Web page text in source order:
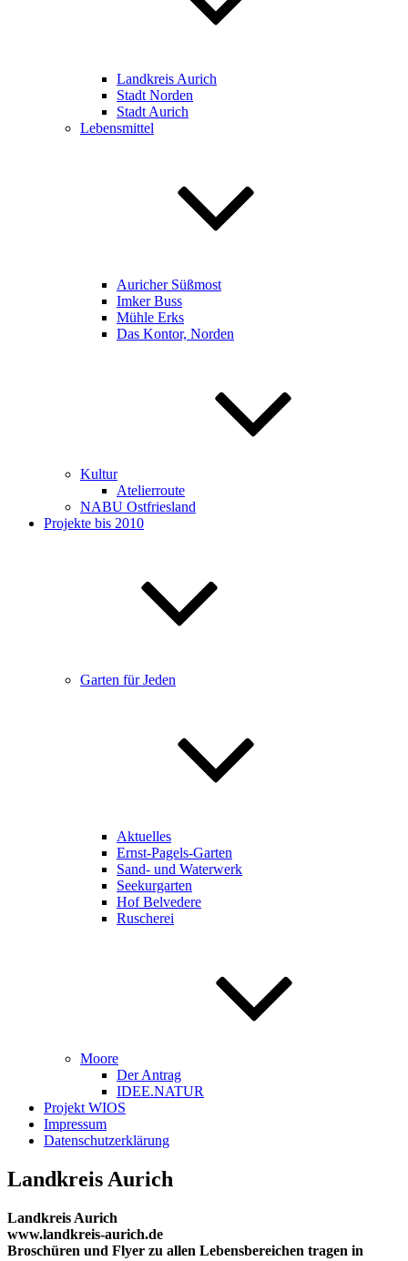
Landkreis Aurich
Stadt Norden
Stadt Aurich
Lebensmittel
Auricher Süßmost
Imker Buss
Mühle Erks
Das Kontor, Norden
Kultur
Atelierroute
NABU Ostfriesland
Projekte bis 2010
Garten für Jeden
Aktuelles
Ernst-Pagels-Garten
Sand- und Waterwerk
Seekurgarten
Hof Belvedere
Ruscherei
Moore
Der Antrag
IDEE.NATUR
Projekt WIOS
Impressum
Datenschutzerklärung
Landkreis Aurich
Landkreis Aurich
www.landkreis-aurich.de
Broschüren und Flyer zu allen Lebensbereichen tragen in